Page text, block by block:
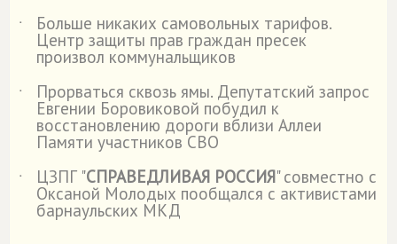
˙
Больше никаких самовольных тарифов.
Центр защиты прав граждан пресек
произвол коммунальщиков
˙
Прорваться сквозь ямы. Депутатский запрос
Евгении Боровиковой побудил к
восстановлению дороги вблизи Аллеи
Памяти участников СВО
˙
ЦЗПГ "СПРАВЕДЛИВАЯ РОССИЯ" совместно с
Оксаной Молодых пообщался с активистами
барнаульских МКД